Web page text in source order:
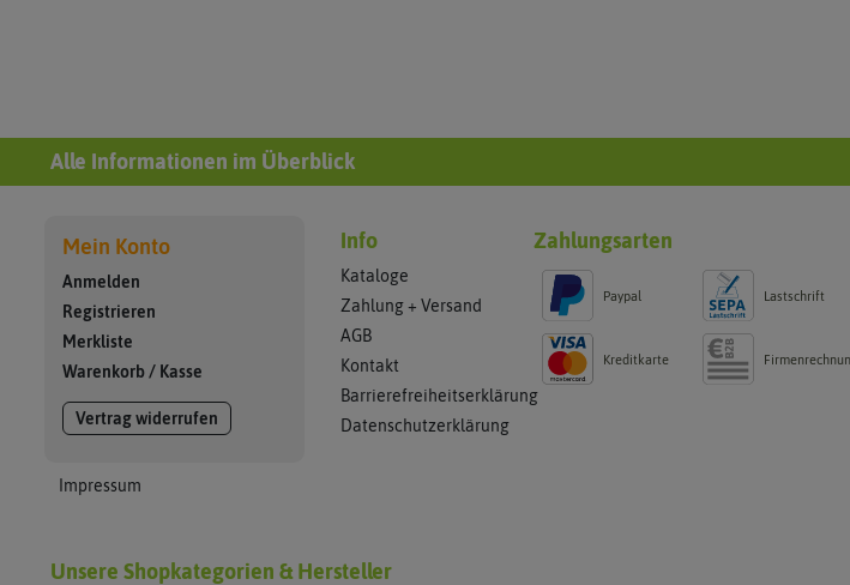
Alle Informationen im Überblick
Mein Konto
Anmelden
Registrieren
Merkliste
Warenkorb / Kasse
Vertrag widerrufen
Impressum
Info
Kataloge
Zahlung + Versand
AGB
Kontakt
Barrierefreiheitserklärung
Datenschutzerklärung
Zahlungsarten
Paypal Lastschrift
Kreditkarte
Unsere Shopkategorien & Hersteller